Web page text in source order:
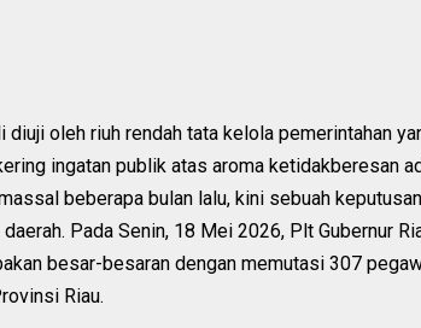
diuji oleh riuh rendah tata kelola pemerintahan
ingatan publik atas aroma ketidakberesan
beberapa bulan lalu, kini sebuah
Pada Senin, 18 Mei 2026, Plt Gubernur
besar-besaran dengan memutasi 307
Riau.